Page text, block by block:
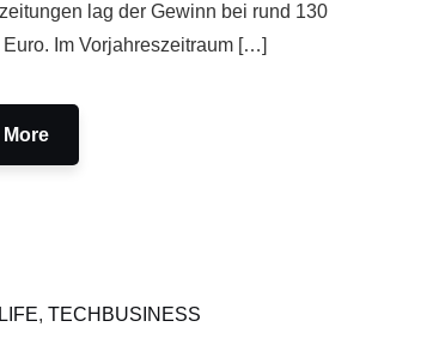
lag der Gewinn bei rund 130
Im Vorjahreszeitraum […]
More
, TECHBUSINESS